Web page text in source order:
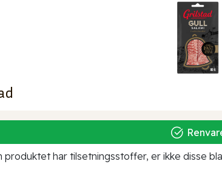
produktet har tilsetningsstoffer, er ikke disse